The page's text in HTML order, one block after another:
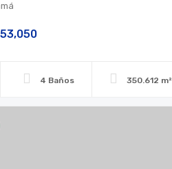
4 Baños 350.612 m²